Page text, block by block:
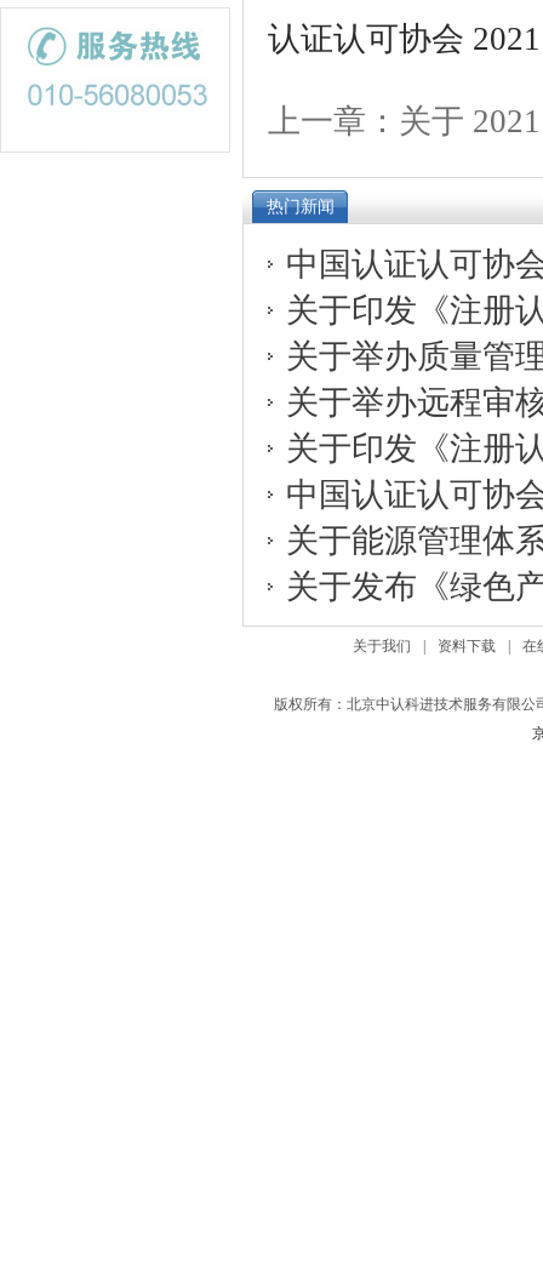
认证认可协会
上一章：关于
热门新闻
中国认证认可协
关于印发《注册
关于举办质量管
关于举办远程审
关于印发《注册
中国认证认可协
关于能源管理体
关于发布《绿色
关于我们 资料下载 在
版权所有：北京中认科进技术服务有限